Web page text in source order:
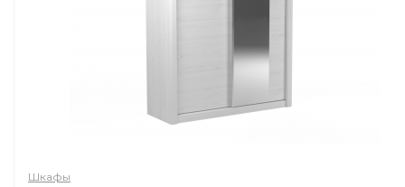
Шкафы